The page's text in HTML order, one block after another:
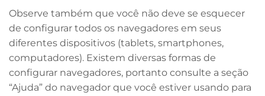
Observe também que você não deve se esquecer
de configurar todos os navegadores em seus
diferentes dispositivos (tablets, smartphones,
computadores). Existem diversas formas de
configurar navegadores, portanto consulte a seção
“Ajuda” do navegador que você estiver usando para